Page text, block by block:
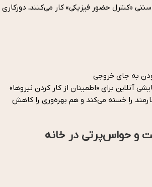
«کنترل حضور فیزیکی» کار می‌کنند، دورکاری
به جای خروجی
آنلاین برای «اطمینان از کار کردن نیروها»
را خسته می‌کند و هم بهره‌وری را کاهش
و حواس‌پرتی در خانه